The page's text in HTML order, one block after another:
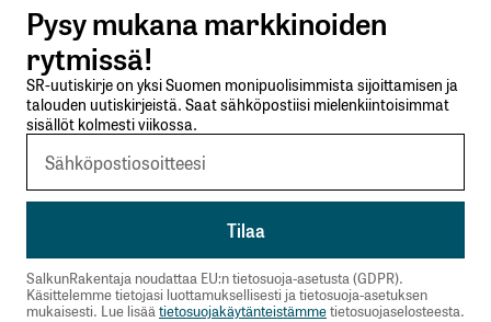
Lähetä kommentti
Pysy mukana markkinoiden
rytmissä!
SR-uutiskirje on yksi Suomen monipuolisimmista sijoittamisen ja
talouden uutiskirjeistä. Saat sähköpostiisi mielenkiintoisimmat
sisällöt kolmesti viikossa.
SalkunRakentaja noudattaa EU:n tietosuoja-asetusta (GDPR).
Käsittelemme tietojasi luottamuksellisesti ja tietosuoja-asetuksen
mukaisesti. Lue lisää tietosuojakäytänteistämmetietosuojaselosteesta.